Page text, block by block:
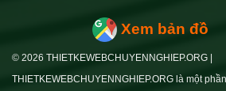
Xem bản đồ
© 2026 THIETKEWEBCHUYENNGHIEP.ORG |
THIETKEWEBCHUYENNGHIEP.ORG là một